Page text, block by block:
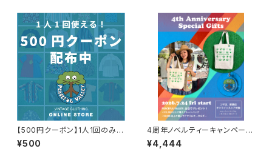
【500円クーポン】1人1回のみご
利用可能！
¥500
4周年ノベルティーキャンペーン
開催中！
¥4,444